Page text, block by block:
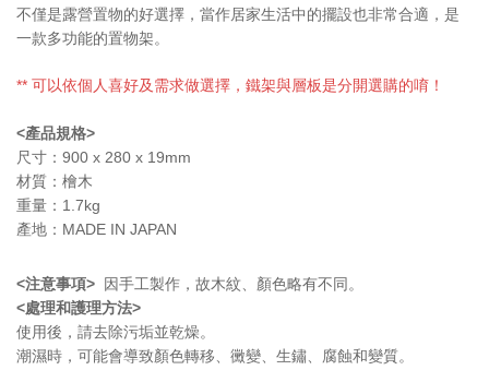
不僅是露營置物的好選擇，當作居家生活中的擺設也非常合適，是
一款多功能的置物架。
** 可以依個人喜好及需求做選擇，鐵架與層板是分開選購的唷！
<產品規格>
尺寸：900 x 280 x 19mm
材質：檜木
重量：1.7kg
產地：MADE IN JAPAN
<注意事項>
因手工製作，故木紋、顏色略有不同。
<處理和護理方法>
使用後，請去除污垢並乾燥。
潮濕時，可能會導致顏色轉移、黴變、生鏽、腐蝕和變質。